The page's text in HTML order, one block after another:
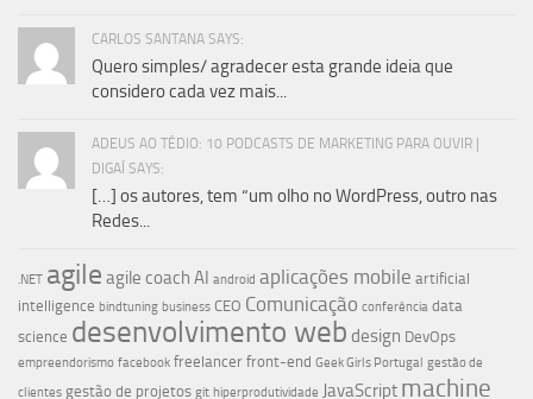
CARLOS SANTANA SAYS:
Quero simples/ agradecer esta grande ideia que
considero cada vez mais...
ADEUS AO TÉDIO: 10 PODCASTS DE MARKETING PARA OUVIR |
DIGAÍ SAYS:
[…] os autores, tem “um olho no WordPress, outro nas
Redes...
.NET agile agile coach AI android aplicações mobile artificial
intelligence bindtuning business CEO Comunicação conferência data
science desenvolvimento web design DevOps
empreendorismo facebook freelancer front-end Geek Girls Portugal gestão de
clientes gestão de projetos git hiperprodutividade JavaScript machine